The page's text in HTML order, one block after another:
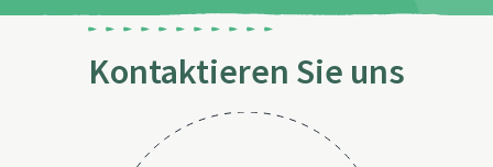
Kontaktieren Sie uns